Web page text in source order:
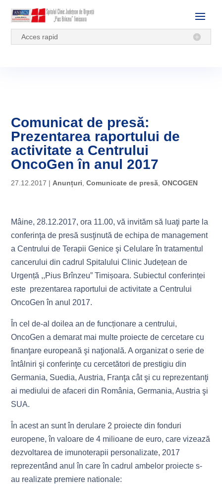
Acces rapid
Comunicat de presă:
Prezentarea raportului de
activitate a Centrului
OncoGen în anul 2017
27.12.2017 | Anunțuri ,Comunicate de presă ,ONCOGEN
Mâine, 28.12.2017, ora 11.00, vă invităm să luaţi parte la
conferinţa de presă susţinută de echipa de management
a Centrului de Terapii Genice şi Celulare în tratamentul
cancerului din cadrul Spitalului Clinic Județean de
Urgență ,,Pius Brînzeu” Timișoara. Subiectul conferinței
este prezentarea raportului de activitate a Centrului
OncoGen în anul 2017.
În cel de-al doilea an de funcționare a centrului,
OncoGen a demarat mai multe proiecte de cercetare cu
finanţare europeană şi naţională. A organizat o serie de
întâlniri şi conferinţe cu cercetători de prestigiu din
Germania, Suedia, Austria, Franţa cât şi cu reprezentanţi
ai mediului de afaceri din România, Germania, Austria şi
SUA.
În acest an sunt în derulare 2 proiecte din fonduri
europene, în valoare de 4 milioane de euro, care vizează
dezvoltarea de imunoterapii personalizate, 2017
reprezentând anul în care în cadrul ambelor proiecte s-
au realizate premiere nationale: